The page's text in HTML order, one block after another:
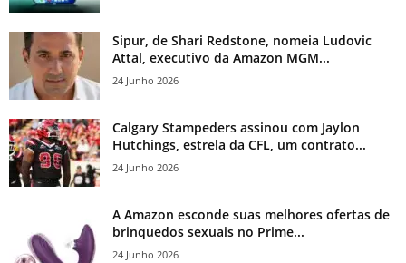
Sipur, de Shari Redstone, nomeia Ludovic
Attal, executivo da Amazon MGM...
24 Junho 2026
Calgary Stampeders assinou com Jaylon
Hutchings, estrela da CFL, um contrato...
24 Junho 2026
A Amazon esconde suas melhores ofertas de
brinquedos sexuais no Prime...
24 Junho 2026